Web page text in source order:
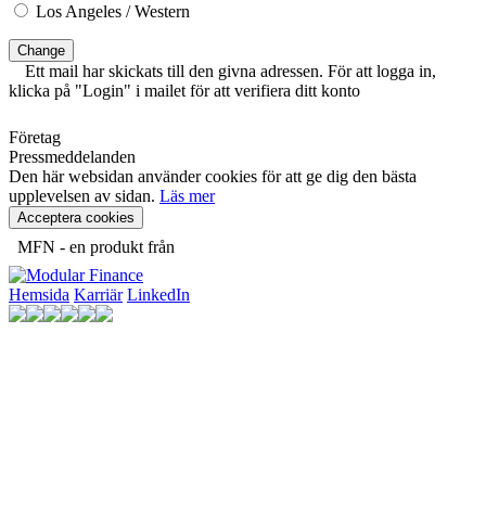
Los Angeles / Western
Change
Ett mail har skickats till den givna adressen. För att logga in,
klicka på "Login" i mailet för att verifiera ditt konto
Företag
Pressmeddelanden
Den här websidan använder cookies för att ge dig den bästa
upplevelsen av sidan. Läs mer
Acceptera cookies
MFN - en produkt från
Hemsida Karriär LinkedIn